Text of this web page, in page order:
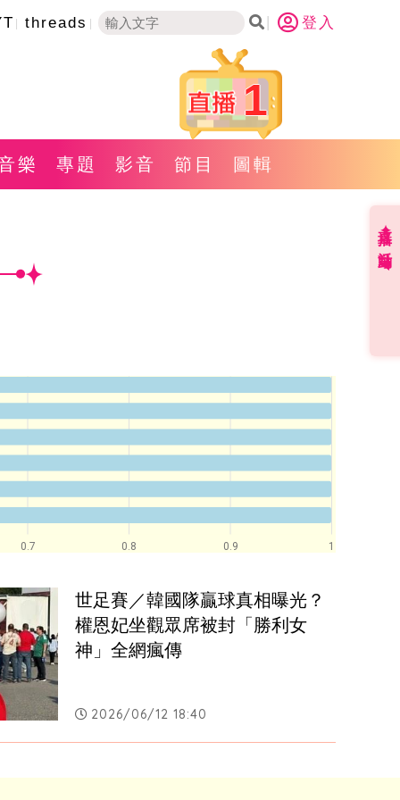
threads 登入
1
樂 專題 影音 節目 圖輯
0.7 0.8 0.9 1
世足賽／韓國隊贏球真相曝光？
權恩妃坐觀眾席被封「勝利女
神」全網瘋傳
2026/06/12 18:40
直播✦活動